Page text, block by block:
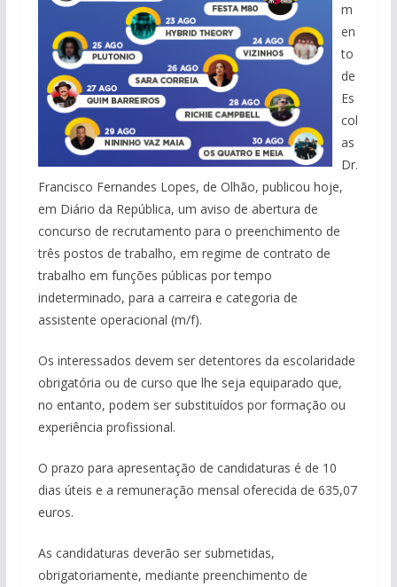
m
en
to
de
Es
col
as
Dr.
Francisco Fernandes Lopes, de Olhão, publicou hoje,
em Diário da República, um aviso de abertura de
concurso de recrutamento para o preenchimento de
três postos de trabalho, em regime de contrato de
trabalho em funções públicas por tempo
indeterminado, para a carreira e categoria de
assistente operacional (m/f).
Os interessados devem ser detentores da escolaridade
obrigatória ou de curso que lhe seja equiparado que,
no entanto, podem ser substituídos por formação ou
experiência profissional.
O prazo para apresentação de candidaturas é de 10
dias úteis e a remuneração mensal oferecida de 635,07
euros.
As candidaturas deverão ser submetidas,
obrigatoriamente, mediante preenchimento de